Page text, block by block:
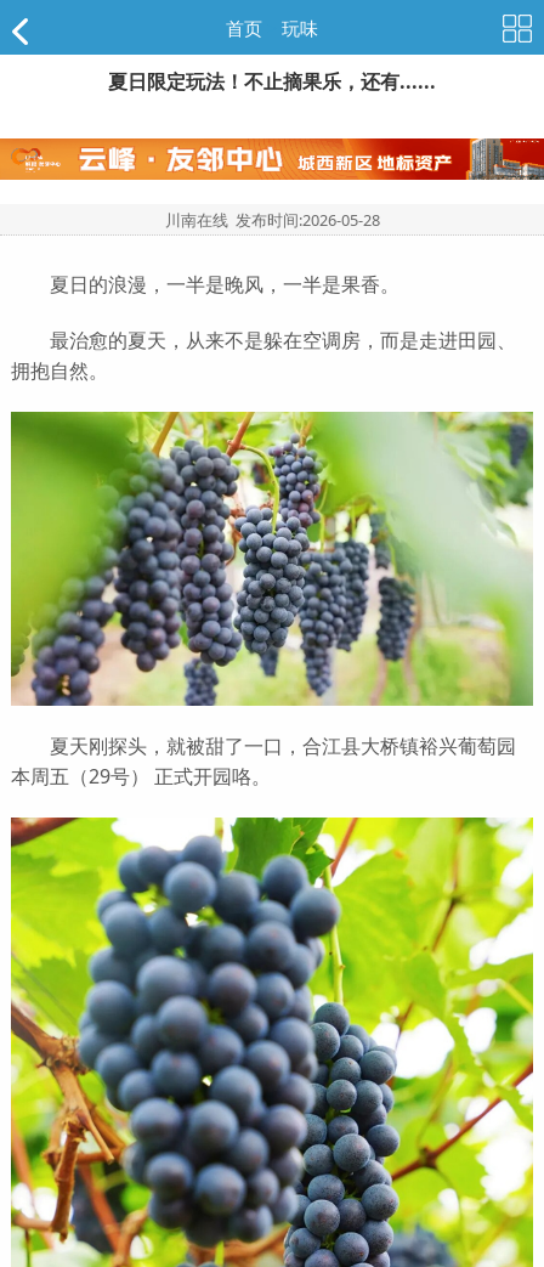
首页 玩味
夏日限定玩法！不止摘果乐，还有......
川南在线 发布时间:2026-05-28
夏日的浪漫，一半是晚风，一半是果香。
最治愈的夏天，从来不是躲在空调房，而是走进田园、
拥抱自然。
夏天刚探头，就被甜了一口，合江县大桥镇裕兴葡萄园
本周五（29号） 正式开园咯。